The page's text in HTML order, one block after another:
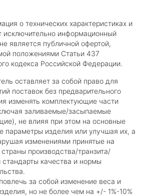
о технических характеристиках и
исключительно информационный
является публичной офертой,
положениями Статьи 437
кодекса Российской Федерации.
оставляет за собой право для
поставок без предварительного
изменять комплектующие части
заливаемые/засыпаемые
не влияя при этом на основные
параметры изделия или улучшая их, а
изменениями принятые на
страны производства/транзита/
стандарты качества и нормы
за собой изменение веса и
но не более чем на +/- 1%-10%